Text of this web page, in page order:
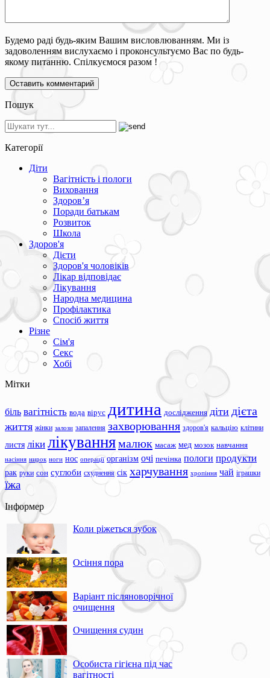
Будемо раді будь-яким Вашим висловлюванням. Ми із
задоволенням вислухаємо і проконсультуємо Вас по будь-
якому питанню. Спілкуємося разом !
Пошук
Категорії
Діти
Вагітність і пологи
Виховання
Здоров’я
Поради батькам
Розвиток
Школа
Здоров'я
Дієти
Здоров'я чоловіків
Лікар відповідає
Лікування
Народна медицина
Профілактика
Спосіб життя
Різне
Сім'я
Секс
Хобі
Мітки
біль вагітність вода вірус дитина дослідження діти дієта
життя жінки залози запалення захворювання здоров'я кальцію клітини
листя ліки лікуваннямалюк масаж мед мозок навчання
насіння нирок ноги нос операції організм очі печінка пологи продукти
рак руки сон суглоби схуднення сік харчування хропіння чай іграшки
їжа
Інформер
Коли ріжеться зубок
Осіння пора
Варіант післяноворічної
очищення
Очищення судин
Особиста гігієна під час
вагітності